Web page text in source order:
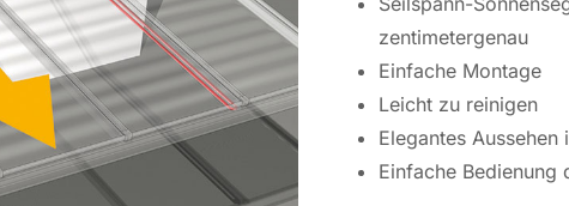
zen­ti­me­ter­ge­nau
Ein­fa­che Montage
Leicht zu rei­ni­gen
Ele­gan­tes
Ein­fa­che Be­die­nung